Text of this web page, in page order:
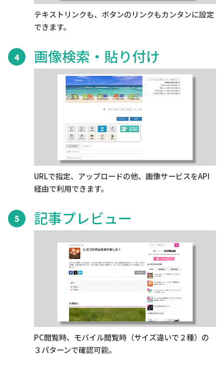
テキストリンクも、ボタンのリンクもカンタンに設定
できます。
4 画像検索・貼り付け
URLで指定、アップロードの他、画像サービスをAPI
経由で利用できます。
5 記事プレビュー
PC閲覧時、モバイル閲覧時（サイズ違いで２種）の
３パターンで確認可能。